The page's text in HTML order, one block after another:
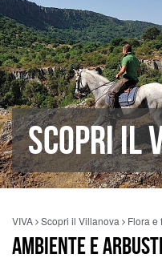
SCOPRI IL
VIVA Scopri il Villanova Flora e
AMBIENTE E ARBUSTI